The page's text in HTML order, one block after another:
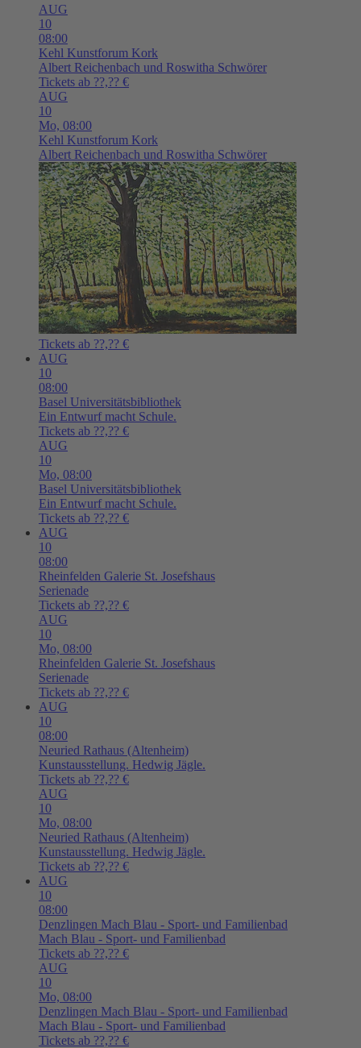
AUG
10
08:00
Kehl Kunstforum Kork
Albert Reichenbach und Roswitha Schwörer
Tickets ab ??,?? €
AUG
10
Mo, 08:00
Kehl Kunstforum Kork
Albert Reichenbach und Roswitha Schwörer
Tickets ab ??,?? €
AUG
10
08:00
Basel Universitätsbibliothek
Ein Entwurf macht Schule.
Tickets ab ??,?? €
AUG
10
Mo, 08:00
Basel Universitätsbibliothek
Ein Entwurf macht Schule.
Tickets ab ??,?? €
AUG
10
08:00
Rheinfelden Galerie St. Josefshaus
Serienade
Tickets ab ??,?? €
AUG
10
Mo, 08:00
Rheinfelden Galerie St. Josefshaus
Serienade
Tickets ab ??,?? €
AUG
10
08:00
Neuried Rathaus (Altenheim)
Kunstausstellung. Hedwig Jägle.
Tickets ab ??,?? €
AUG
10
Mo, 08:00
Neuried Rathaus (Altenheim)
Kunstausstellung. Hedwig Jägle.
Tickets ab ??,?? €
AUG
10
08:00
Denzlingen Mach Blau - Sport- und Familienbad
Mach Blau - Sport- und Familienbad
Tickets ab ??,?? €
AUG
10
Mo, 08:00
Denzlingen Mach Blau - Sport- und Familienbad
Mach Blau - Sport- und Familienbad
Tickets ab ??,?? €